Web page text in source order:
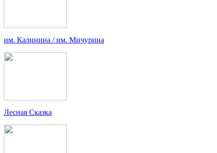
им. Калинина / им. Мичурина
Лесная Сказка